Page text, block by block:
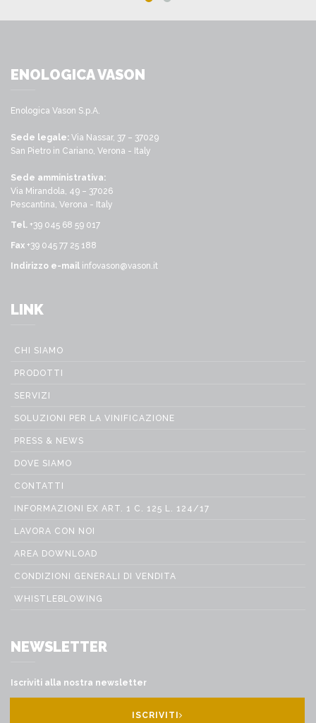
ENOLOGICA VASON
Enologica Vason S.p.A.
Sede legale: Via Nassar, 37 – 37029
San Pietro in Cariano, Verona - Italy
Sede amministrativa:
Via Mirandola, 49 – 37026
Pescantina, Verona - Italy
Tel. +39 045 68 59 017
Fax +39 045 77 25 188
Indirizzo e-mail infovason@vason.it
LINK
CHI SIAMO
PRODOTTI
SERVIZI
SOLUZIONI PER LA VINIFICAZIONE
PRESS & NEWS
DOVE SIAMO
CONTATTI
INFORMAZIONI EX ART. 1 C. 125 L. 124/17
LAVORA CON NOI
AREA DOWNLOAD
CONDIZIONI GENERALI DI VENDITA
WHISTLEBLOWING
NEWSLETTER
Iscriviti alla nostra newsletter
ISCRIVITI